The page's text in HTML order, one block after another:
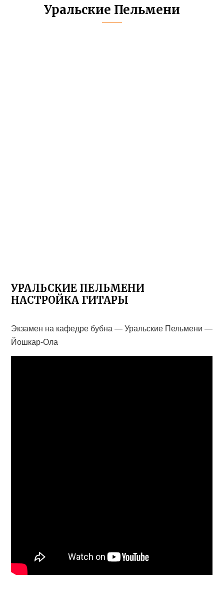
Уральские Пельмени
УРАЛЬСКИЕ ПЕЛЬМЕНИ
НАСТРОЙКА ГИТАРЫ
Экзамен на кафедре бубна — Уральские Пельмени —
Йошкар-Ола